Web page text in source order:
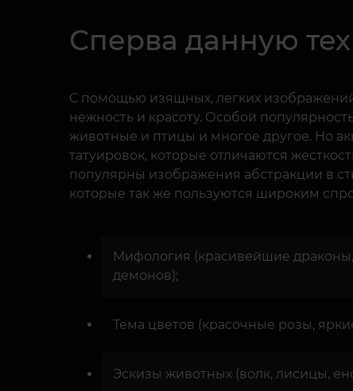
Сперва данную
С помощью изящных, легких
нежность и красоту. Особой
животные и птицы и многое другое. Но
татуировок, которые отличаются
популярны изображения абстракции в
которые так же пользуются широким
Мифология (красивейшие
демонов);
Тема цветов (красочные розы,
Эскизы животных (волк, лисицы,